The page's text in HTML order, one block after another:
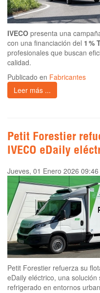
IVECO presenta una
con una financiación del 1 %
profesionales que buscan
calidad.
Publicado en Fabricantes
Leer más ...
Petit Forestier
IVECO eDaily
Jueves, 01 Enero 2026 09:46
Petit Forestier refuerza su
eDaily eléctrico, una
refrigerado en entornos